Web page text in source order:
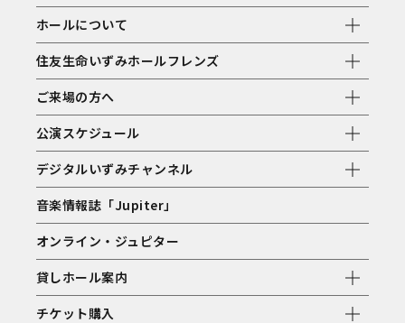
ホールについて
住友生命いずみホールフレンズ
ご来場の方へ
公演スケジュール
デジタルいずみチャンネル
音楽情報誌「Jupiter」
オンライン・ジュピター
貸しホール案内
チケット購入